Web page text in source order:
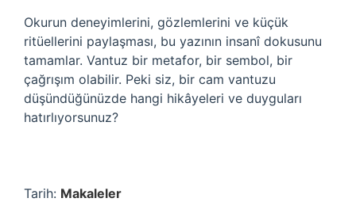
Okurun deneyimlerini, gözlemlerini ve küçük
ritüellerini paylaşması, bu yazının insanî dokusunu
tamamlar. Vantuz bir metafor, bir sembol, bir
çağrışım olabilir. Peki siz, bir cam vantuzu
düşündüğünüzde hangi hikâyeleri ve duyguları
hatırlıyorsunuz?
Tarih: Makaleler